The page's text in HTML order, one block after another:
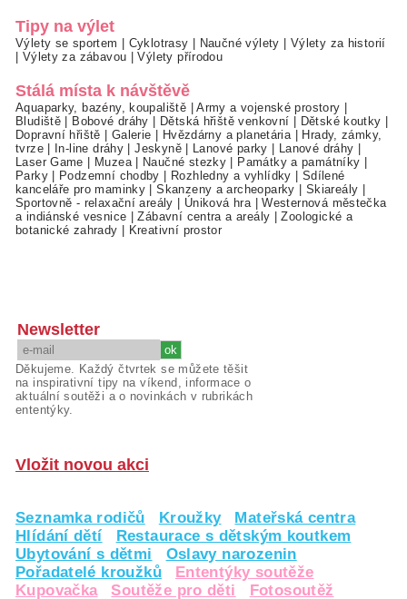
Tipy na výlet
Výlety se sportem | Cyklotrasy | Naučné výlety | Výlety za historií
| Výlety za zábavou |Výlety přírodou
Stálá místa k návštěvě
Aquaparky, bazény, koupaliště |Army a vojenské prostory |
Bludiště | Bobové dráhy | Dětská hřiště venkovní | Dětské koutky |
Dopravní hřiště | Galerie | Hvězdárny a planetária | Hrady, zámky,
tvrze| In-line dráhy |Jeskyně| Lanové parky | Lanové dráhy |
Laser Game | Muzea| Naučné stezky | Památky a památníky |
Parky| Podzemní chodby | Rozhledny a vyhlídky | Sdílené
kanceláře pro maminky |Skanzeny a archeoparky | Skiareály |
Sportovně - relaxační areály | Úniková hra |Westernová městečka
a indiánské vesnice |Zábavní centra a areály |Zoologické a
botanické zahrady | Kreativní prostor
Newsletter
Děkujeme. Každý čtvrtek se můžete těšit
na inspirativní tipy na víkend, informace o
aktuální soutěži a o novinkách v rubrikách
ententýky.
Vložit novou akci
Seznamka rodičů Kroužky
Mateřská centra
Hlídání dětí
Restaurace s dětským koutkem
Ubytování s dětmi
Oslavy narozenin
Pořadatelé kroužků
Ententýky soutěže
Kupovačka
Soutěže pro děti Fotosoutěž